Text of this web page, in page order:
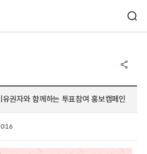
권자와 함께하는 투표참여 홍보캠페인